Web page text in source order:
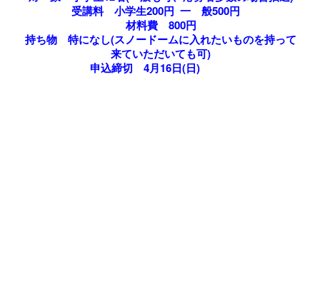
受講料
小学生200円 一 般500円
材料費800円
持ち物 特になし(スノードームに入れたいものを持って
来ていただいても可)
申込締切 4月16日(日)